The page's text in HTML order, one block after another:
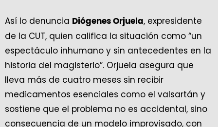
Así lo denuncia Diógenes Orjuela, expresidente
de la CUT, quien califica la situación como “un
espectáculo inhumano y sin antecedentes en la
historia del magisterio”. Orjuela asegura que
lleva más de cuatro meses sin recibir
medicamentos esenciales como el valsartán y
sostiene que el problema no es accidental, sino
consecuencia de un modelo improvisado, con